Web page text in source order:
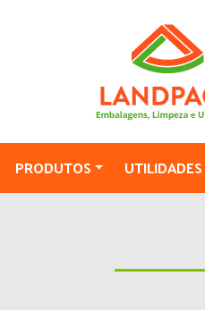
PRODUTOS UTILIDADES